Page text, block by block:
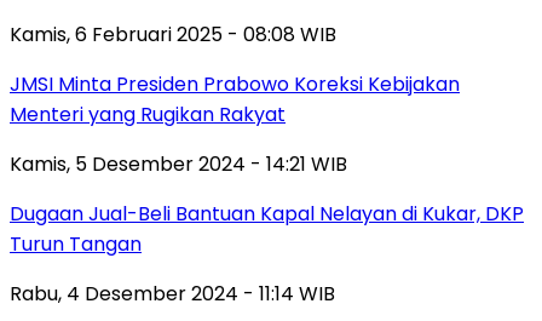
Kamis, 6 Februari 2025 - 08:08 WIB
JMSI Minta Presiden Prabowo Koreksi Kebijakan
Menteri yang Rugikan Rakyat
Kamis, 5 Desember 2024 - 14:21 WIB
Dugaan Jual-Beli Bantuan Kapal Nelayan di Kukar, DKP
Turun Tangan
Rabu, 4 Desember 2024 - 11:14 WIB